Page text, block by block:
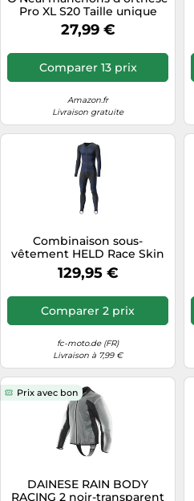
Pro XL S20 Taille unique
Noir
27,99 €
Comparer 13 prix
Amazon.fr
Livraison gratuite
Combinaison sous-
vêtement HELD Race Skin
II noir-bleu DXL
129,95 €
Comparer 2 prix
fc-moto.de (FR)
Livraison à 7,99 €
Prix avec bon
DAINESE RAIN BODY
RACING 2 noir-transparent